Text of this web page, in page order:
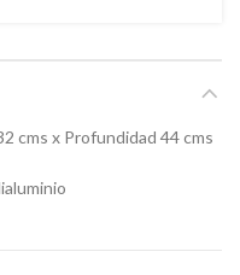
cms x Profundidad 44 cms